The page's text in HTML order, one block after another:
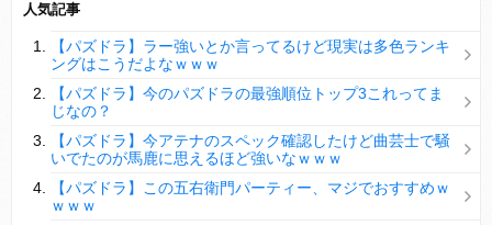
【パズドラ】陣とか覚醒大小の方がええやろか？
ＤｅＮＡ山崎憲晴 左膝靭帯の手術を無事に終了
Powered by livedoor 相互RSS
人気記事
【パズドラ】ラー強いとか言ってるけど現実は多色ランキ
ングはこうだよなｗｗｗ
【パズドラ】今のパズドラの最強順位トップ3これってま
じなの？
【パズドラ】今アテナのスペック確認したけど曲芸士で騒
いでたのが馬鹿に思えるほど強いなｗｗｗ
【パズドラ】この五右衛門パーティー、マジでおすすめｗ
ｗｗｗ